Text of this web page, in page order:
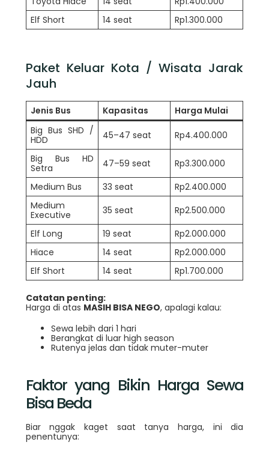
Elf Short
14 seat Rp1.300.000
Paket Keluar Kota / Wisata Jarak
Jauh
Jenis Bus Kapasitas
Harga Mulai
Big Bus SHD /
HDD
45–47 seat
Rp4.400.000
Big Bus HD
Setra
47–59 seat
Rp3.300.000
Medium Bus
33 seat
Rp2.400.000
Medium
Executive
35 seat
Rp2.500.000
Elf Long
19 seat
Rp2.000.000
Hiace
14 seat
Rp2.000.000
Elf Short
14 seat Rp1.700.000
Catatan penting:
Harga di atas MASIH BISA NEGO, apalagi kalau:
Sewa lebih dari 1 hari
Berangkat di luar high season
Rutenya jelas dan tidak muter-muter
Faktor yang Bikin Harga Sewa
Bisa Beda
Biar nggak kaget saat tanya harga, ini dia
penentunya: